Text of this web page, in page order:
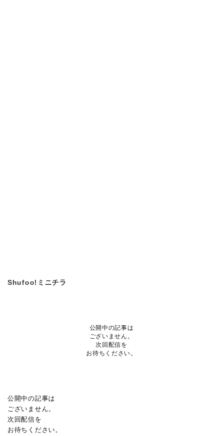
Shufoo!ミニチラ
公開中の記事は
ございません。
次回配信を
お待ちください。
公開中の記事は
ございません。
次回配信を
お待ちください。